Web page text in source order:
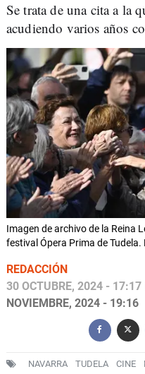
Se trata de una cita a la
acudiendo varios años
Imagen de archivo de la Reina
festival Ópera Prima de Tudela.
REDACCIÓN
30 OCTUBRE, 2024 - 17:17
NOVIEMBRE, 2024 - 19:16
NAVARRA TUDELA CINE